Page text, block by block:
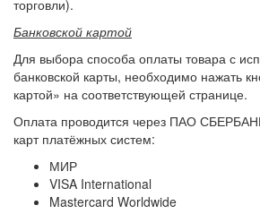
торговли).
Банковской картой
Для выбора способа оплаты товара с
банковской карты, необходимо нажать
картой» на соответствующей странице.
Оплата проводится через ПАО
карт платёжных систем:
МИР
VISA International
Mastercard Worldwide